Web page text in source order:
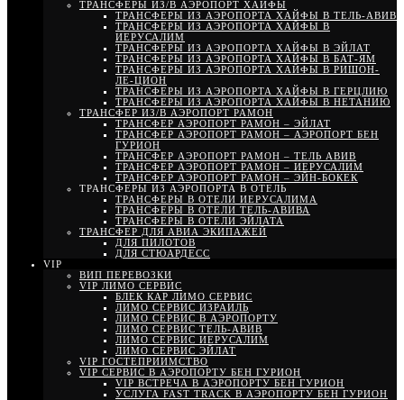
ТРАНСФЕРЫ ИЗ/В АЭРОПОРТ ХАЙФЫ
ТРАНСФЕРЫ ИЗ АЭРОПОРТА ХАЙФЫ В ТЕЛЬ-АВИВ
ТРАНСФЕРЫ ИЗ АЭРОПОРТА ХАЙФЫ В
ИЕРУСАЛИМ
ТРАНСФЕРЫ ИЗ АЭРОПОРТА ХАЙФЫ В ЭЙЛАТ
ТРАНСФЕРЫ ИЗ АЭРОПОРТА ХАЙФЫ В БАТ-ЯМ
ТРАНСФЕРЫ ИЗ АЭРОПОРТА ХАЙФЫ В РИШОН-
ЛЕ-ЦИОН
ТРАНСФЕРЫ ИЗ АЭРОПОРТА ХАЙФЫ В ГЕРЦЛИЮ
ТРАНСФЕРЫ ИЗ АЭРОПОРТА ХАЙФЫ В НЕТАНИЮ
ТРАНСФЕР ИЗ/В АЭРОПОРТ РАМОН
ТРАНСФЕР АЭРОПОРТ РАМОН – ЭЙЛАТ
ТРАНСФЕР АЭРОПОРТ РАМОН – АЭРОПОРТ БЕН
ГУРИОН
ТРАНСФЕР АЭРОПОРТ РАМОН – ТЕЛЬ АВИВ
ТРАНСФЕР АЭРОПОРТ РАМОН – ИЕРУСАЛИМ
ТРАНСФЕР АЭРОПОРТ РАМОН – ЭЙН-БОКЕК
ТРАНСФЕРЫ ИЗ АЭРОПОРТА В ОТЕЛЬ
ТРАНСФЕРЫ В ОТЕЛИ ИЕРУСАЛИМА
ТРАНСФЕРЫ В ОТЕЛИ ТЕЛЬ-АВИВА
ТРАНСФЕРЫ В ОТЕЛИ ЭЙЛАТА
ТРАНСФЕР ДЛЯ АВИА ЭКИПАЖЕЙ
ДЛЯ ПИЛОТОВ
ДЛЯ СТЮАРДЕСС
VIP
ВИП ПЕРЕВОЗКИ
VIP ЛИМО СЕРВИС
БЛЕК КАР ЛИМО СЕРВИС
ЛИМО СЕРВИС ИЗРАИЛЬ
ЛИМО СЕРВИС В АЭРОПОРТУ
ЛИМО СЕРВИС ТЕЛЬ-АВИВ
ЛИМО СЕРВИС ИЕРУСАЛИМ
ЛИМО СЕРВИС ЭЙЛАТ
VIP ГОСТЕПРИИМСТВО
VIP СЕРВИС В АЭРОПОРТУ БЕН ГУРИОН
VIP ВСТРЕЧА В АЭРОПОРТУ БЕН ГУРИОН
УСЛУГА FAST TRACK В АЭРОПОРТУ БЕН ГУРИОН